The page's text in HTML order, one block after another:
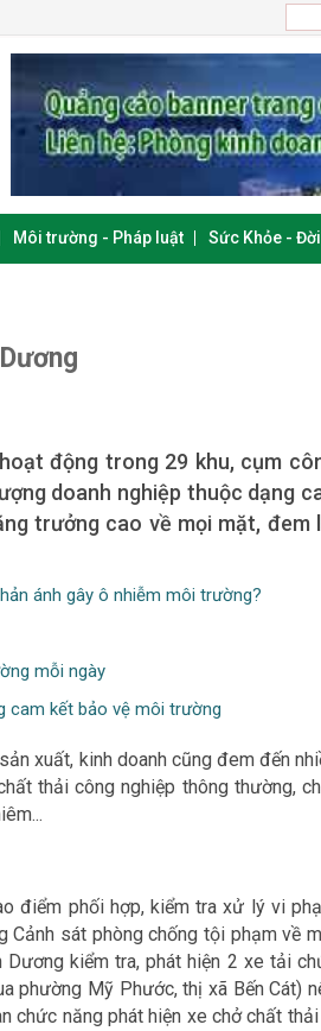
Môi trường - Pháp luật Sức Khỏe -
động trong 29 khu, cụm
doanh nghiệp thuộc dạng
trưởng cao về mọi mặt, đem
ánh gây ô nhiễm môi trường?
mỗi ngày
cam kết bảo vệ môi trường
xuất, kinh doanh cũng đem đến
thải công nghiệp thông thường,
điểm phối hợp, kiểm tra xử lý vi
Cảnh sát phòng chống tội phạm về
kiểm tra, phát hiện 2 xe tải
phường Mỹ Phước, thị xã Bến Cát)
chức năng phát hiện xe chở chất